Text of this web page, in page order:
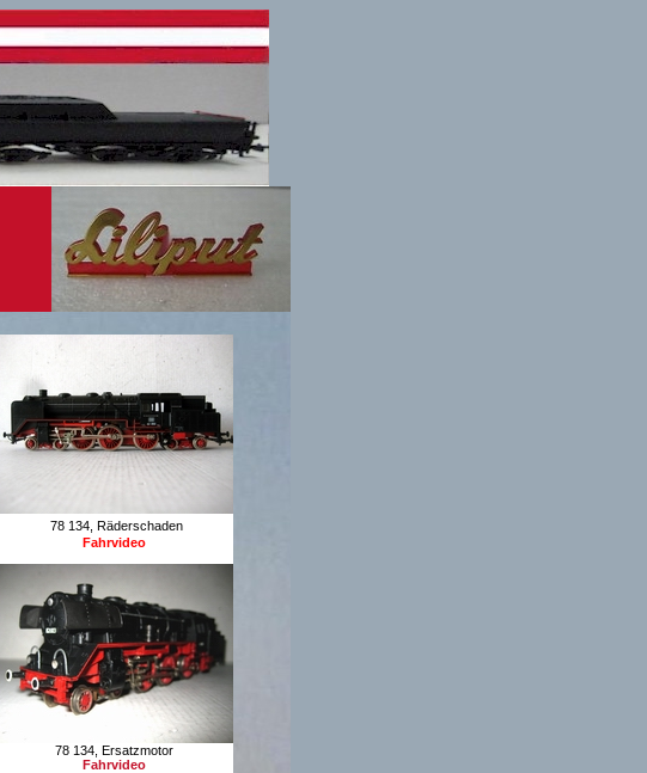
78 134, Räderschaden
Fahrvideo
78 134, Ersatzmotor
Fahrvideo